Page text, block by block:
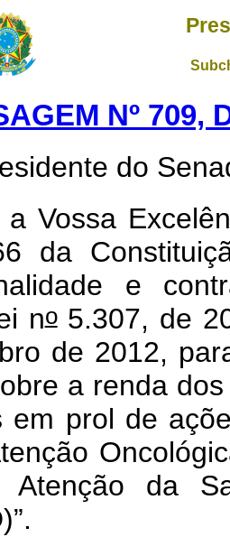
Nº 709,
do
a Vossa
da
e
no5.307, de
de 2012,
a renda
em prol de
da